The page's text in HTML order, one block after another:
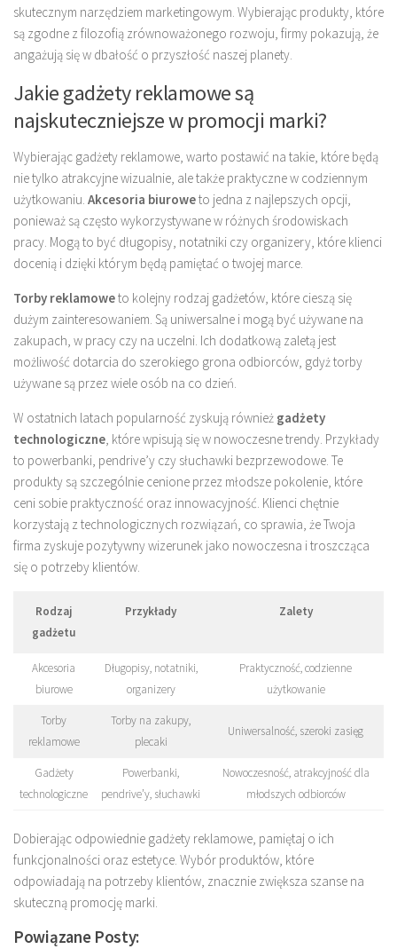
skutecznym narzędziem marketingowym. Wybierając produkty, które
są zgodne z filozofią zrównoważonego rozwoju, firmy pokazują, że
angażują się w dbałość o przyszłość naszej planety.
Jakie gadżety reklamowe są
najskuteczniejsze w promocji marki?
Wybierając gadżety reklamowe, warto postawić na takie, które będą
nie tylko atrakcyjne wizualnie, ale także praktyczne w codziennym
użytkowaniu. Akcesoria biuroweto jedna z najlepszych opcji,
ponieważ są często wykorzystywane w różnych środowiskach
pracy. Mogą to być długopisy, notatniki czy organizery, które klienci
docenią i dzięki którym będą pamiętać o twojej marce.
Torby reklamoweto kolejny rodzaj gadżetów, które cieszą się
dużym zainteresowaniem. Są uniwersalne i mogą być używane na
zakupach, w pracy czy na uczelni. Ich dodatkową zaletą jest
możliwość dotarcia do szerokiego grona odbiorców, gdyż torby
używane są przez wiele osób na co dzień.
W ostatnich latach popularność zyskują również gadżety
technologiczne, które wpisują się w nowoczesne trendy. Przykłady
to powerbanki, pendrive’y czy słuchawki bezprzewodowe. Te
produkty są szczególnie cenione przez młodsze pokolenie, które
ceni sobie praktyczność oraz innowacyjność. Klienci chętnie
korzystają z technologicznych rozwiązań, co sprawia, że Twoja
firma zyskuje pozytywny wizerunek jako nowoczesna i troszcząca
się o potrzeby klientów.
Rodzaj
gadżetu
Przykłady Zalety
Akcesoria
biurowe
Długopisy, notatniki,
organizery
Praktyczność, codzienne
użytkowanie
Torby
reklamowe
Torby na zakupy,
plecaki
Uniwersalność, szeroki zasięg
Gadżety
technologiczne
Powerbanki,
pendrive’y, słuchawki
Nowoczesność, atrakcyjność dla
młodszych odbiorców
Dobierając odpowiednie gadżety reklamowe, pamiętaj o ich
funkcjonalności oraz estetyce. Wybór produktów, które
odpowiadają na potrzeby klientów, znacznie zwiększa szanse na
skuteczną promocję marki.
Powiązane Posty: